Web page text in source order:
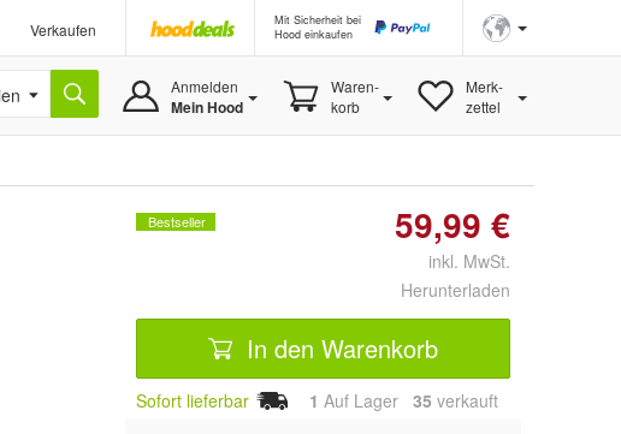
Verkaufen
Mit Sicherheit bei
Hood einkaufen
Anmelden
Mein Hood
Waren-
korb
Merk-
zettel
Bestseller 59,99 €
inkl. MwSt.
Herunterladen
In den Warenkorb
Sofort lieferbar 1 Auf Lager 35 verkauft